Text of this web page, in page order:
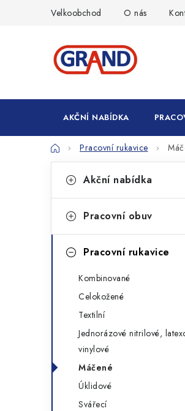
Velkoobchod O nás
AKČNÍ NABÍDKA
DomůPracovní rukavice
o
t
í
p
kategorie
a
e
Akční nabídka
Pracovní obuv
Pracovní rukavice
Kombinované
Celokožené
Textilní
Jednorázové nitrilové,
vinylové
Máčené
Úklidové
Svářecí